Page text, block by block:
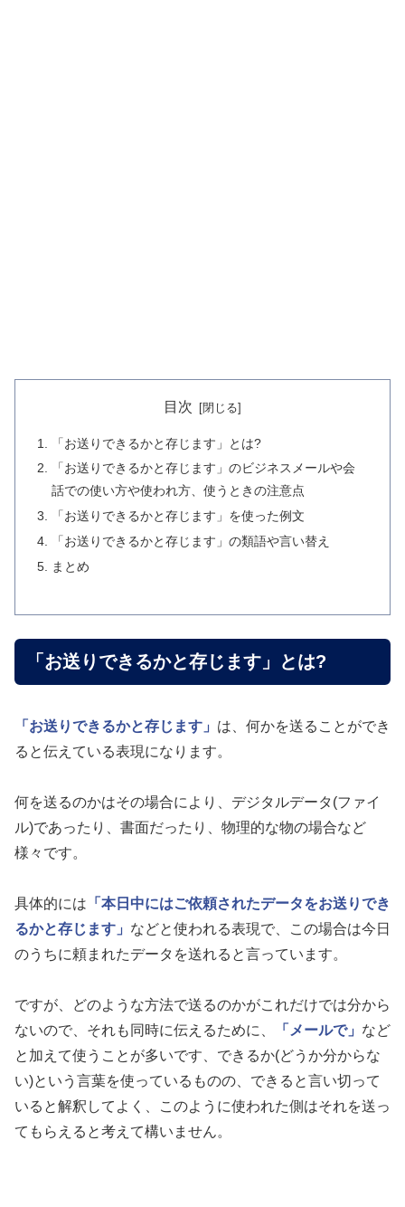
目次
「お送りできるかと存じます」とは?
「お送りできるかと存じます」のビジネスメールや会
話での使い方や使われ方、使うときの注意点
「お送りできるかと存じます」を使った例文
「お送りできるかと存じます」の類語や言い替え
まとめ
「お送りできるかと存じます」とは?
「お送りできるかと存じます」 は、何かを送ることができ
ると伝えている表現になります。
何を送るのかはその場合により、デジタルデータ(ファイ
ル)であったり、書面だったり、物理的な物の場合など
様々です。
具体的には 「本日中にはご依頼されたデータをお送りでき
るかと存じます」 などと使われる表現で、この場合は今日
のうちに頼まれたデータを送れると言っています。
ですが、どのような方法で送るのかがこれだけでは分から
ないので、それも同時に伝えるために、
「メールで」 など
と加えて使うことが多いです、できるか(どうか分からな
い)という言葉を使っているものの、できると言い切って
いると解釈してよく、このように使われた側はそれを送っ
てもらえると考えて構いません。